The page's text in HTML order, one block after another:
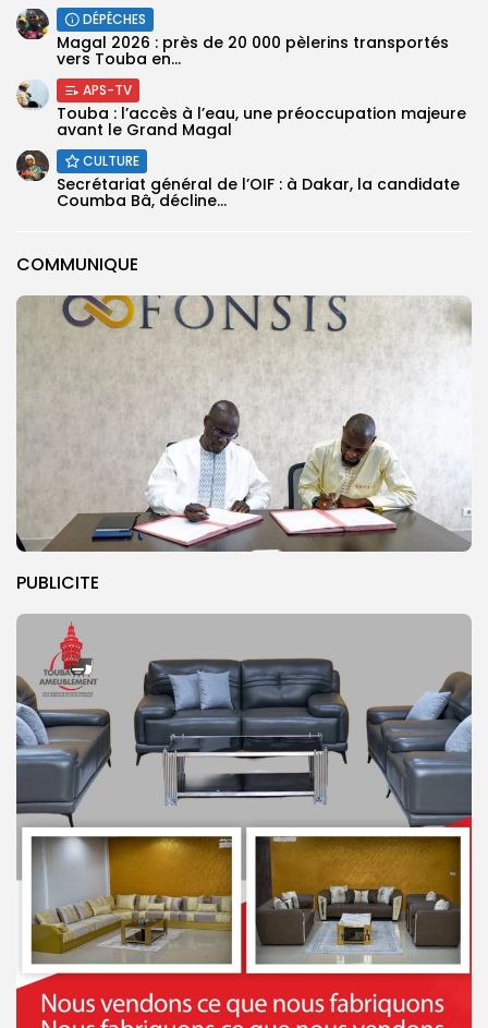
COMMUNIQUE
PUBLICITE
DÉPÊCHES
Magal 2026 : près de 20 000 pèlerins transportés
vers Touba en...
APS-TV
Touba : l’accès à l’eau, une préoccupation majeure
avant le Grand Magal
CULTURE
Secrétariat général de l’OIF : à Dakar, la candidate
Coumba Bâ, décline...